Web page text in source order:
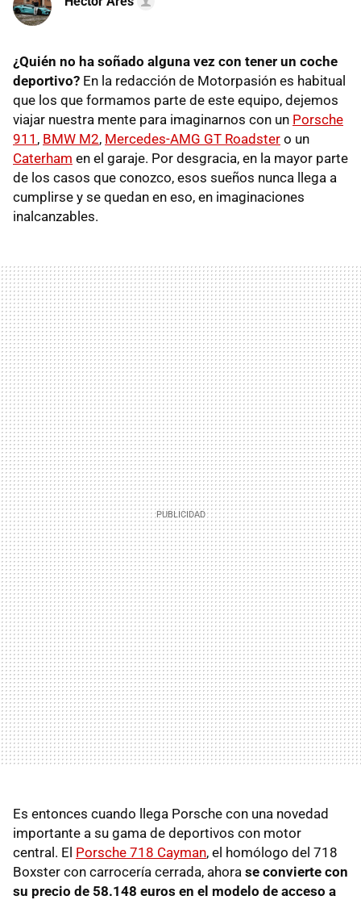
¿Quién no ha soñado alguna vez con tener un coche
deportivo? En la redacción de Motorpasión es habitual
que los que formamos parte de este equipo, dejemos
viajar nuestra mente para imaginarnos con un Porsche
911 , BMW M2, Mercedes-AMG GT Roadster o un
Caterham en el garaje. Por desgracia, en la mayor parte
de los casos que conozco, esos sueños nunca llega a
cumplirse y se quedan en eso, en imaginaciones
inalcanzables.
Es entonces cuando llega Porsche con una novedad
importante a su gama de deportivos con motor
central. El Porsche 718 Cayman, el homólogo del 718
Boxster con carrocería cerrada, ahora se convierte con
su precio de 58.148 euros en el modelo de acceso a